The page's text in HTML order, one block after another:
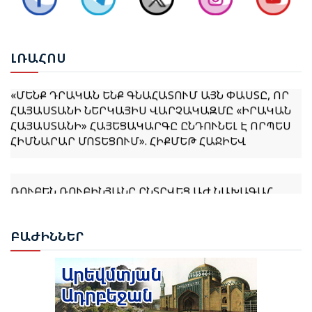
ԼՌԱՀՈՍ
ՔՆՆԱՐԿՎԵԼ Է ՀՀ ԿԱՌԱՎԱՐՈՒԹՅԱՆ 2026–2031
ՀԱՅԱՍՏԱՆԻ ՆԵՐԿԱՅԻՍ ՎԱՐՉԱԿԱԶՄԸ «ԻՐԱԿԱՆ
ՀԱՅԱՍՏԱՆԻ» ՀԱՅԵՑԱԿԱՐԳԸ ԸՆԴՈՒՆԵԼ Է ՈՐՊԵՍ
ՀԻՄՆԱՐԱՐ ՄՈՏԵՑՈՒՄ». ՀԻՔՄԵԹ ՀԱՋԻԵՎ
ՆԱԽԱԳԱՀ ՎԱՀԱԳՆ ԽԱՉԱՏՈՒՐՅԱՆԸ ՍՏՈՐԱԳՐԵՑ
ՆԻԿՈԼ ՓԱՇԻՆՅԱՆԻՆ ՎԱՐՉԱՊԵՏ ՆՇԱՆԱԿԵԼՈՒ
ՄԱՍԻՆ ՀՐԱՄԱՆԱԳԻՐԸ
ԲԱԺԻՆՆԵՐ